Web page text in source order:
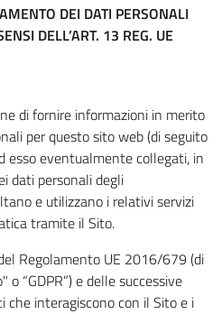
DEI DATI PERSONALI
DELL’ART. 13 REG. UE
di fornire informazioni in merito
per questo sito web (di seguito
esso eventualmente collegati, in
dati personali degli
e utilizzano i relativi servizi
tramite il Sito.
Regolamento UE 2016/679 (di
“GDPR”) e delle successive
interagiscono con il Sito e i